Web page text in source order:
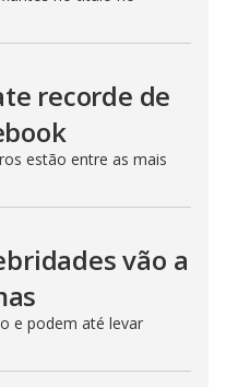
recorde de
estão entre as mais
vão a
e podem até levar